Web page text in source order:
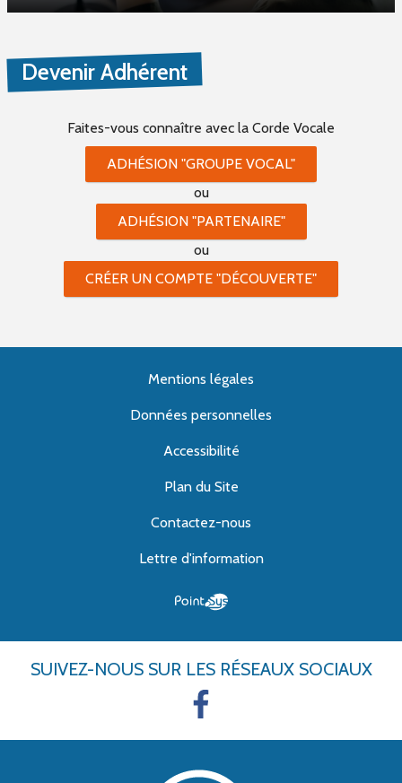
Devenir Adhérent
Faites-vous connaître avec la Corde Vocale
ADHÉSION "GROUPE VOCAL"
ou
ADHÉSION "PARTENAIRE"
ou
CRÉER UN COMPTE "DÉCOUVERTE"
Mentions légales
Données personnelles
Accessibilité
Plan du Site
Contactez-nous
Lettre d'information
SUIVEZ-NOUS SUR LES RÉSEAUX SOCIAUX